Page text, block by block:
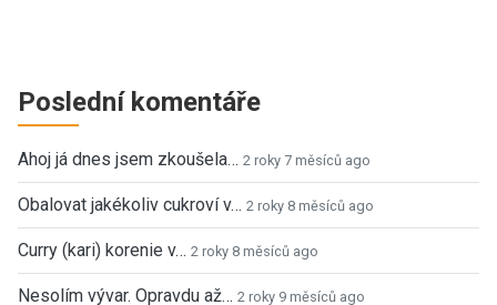
Poslední komentáře
Ahoj já dnes jsem zkoušela… 2 roky 7 měsíců ago
Obalovat jakékoliv cukroví v… 2 roky 8 měsíců ago
Curry (kari) korenie v… 2 roky 8 měsíců ago
Nesolím vývar. Opravdu až… 2 roky 9 měsíců ago